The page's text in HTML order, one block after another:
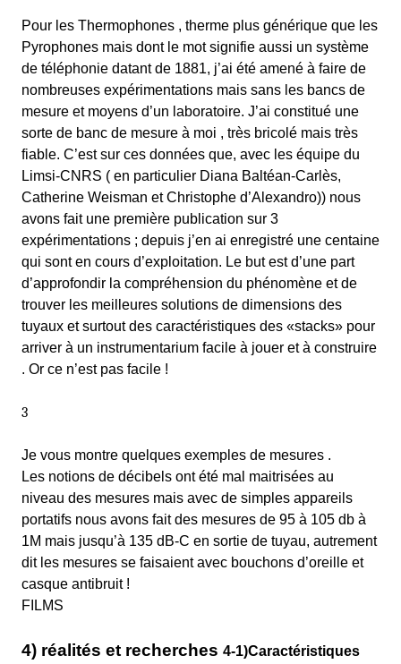
Pour les Thermophones , therme plus générique que les
Pyrophones mais dont le mot signifie aussi un système
de téléphonie datant de 1881, j’ai été amené à faire de
nombreuses expérimentations mais sans les bancs de
mesure et moyens d’un laboratoire. J’ai constitué une
sorte de banc de mesure à moi , très bricolé mais très
fiable. C’est sur ces données que, avec les équipe du
Limsi-CNRS ( en particulier Diana Baltéan-Carlès,
Catherine Weisman et Christophe d’Alexandro)) nous
avons fait une première publication sur 3
expérimentations ; depuis j’en ai enregistré une centaine
qui sont en cours d’exploitation. Le but est d’une part
d’approfondir la compréhension du phénomène et de
trouver les meilleures solutions de dimensions des
tuyaux et surtout des caractéristiques des «stacks» pour
arriver à un instrumentarium facile à jouer et à construire
. Or ce n’est pas facile !
3
Je vous montre quelques exemples de mesures .
Les notions de décibels ont été mal maitrisées au
niveau des mesures mais avec de simples appareils
portatifs nous avons fait des mesures de 95 à 105 db à
1M mais jusqu’à 135 dB-C en sortie de tuyau, autrement
dit les mesures se faisaient avec bouchons d’oreille et
casque antibruit !
FILMS
4) réalités et recherches 4-1)Caractéristiques